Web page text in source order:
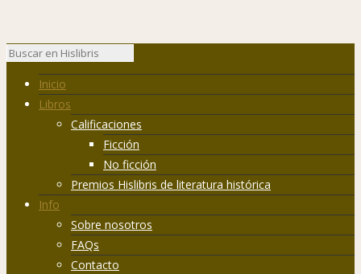
Inicio
Libros
Calificaciones
Ficción
No ficción
Premios Hislibris de literatura histórica
Info
Sobre nosotros
FAQs
Contacto